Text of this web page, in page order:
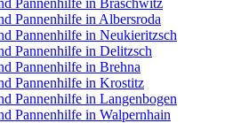
Pannenhilfe in Braschwitz
Pannenhilfe in Albersroda
Pannenhilfe in Neukieritzsch
Pannenhilfe in Delitzsch
Pannenhilfe in Brehna
Pannenhilfe in Krostitz
Pannenhilfe in Langenbogen
Pannenhilfe in Walpernhain